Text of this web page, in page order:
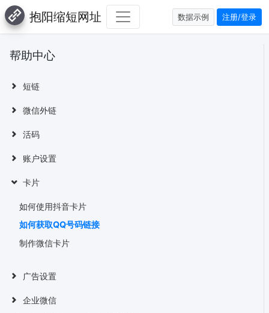
抱阳缩短网址 数据示例 注册/登录
帮助中心
短链
微信外链
活码
账户设置
卡片
如何使用抖音卡片
如何获取QQ号码链接
制作微信卡片
广告设置
企业微信